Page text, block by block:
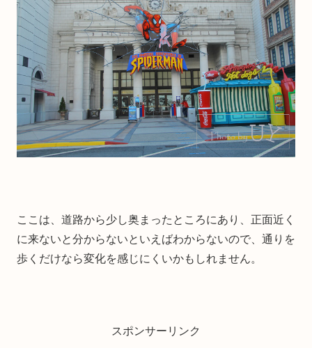
ここは、道路から少し奥まったところにあり、正面近く
に来ないと分からないといえばわからないので、通りを
歩くだけなら変化を感じにくいかもしれません。
スポンサーリンク